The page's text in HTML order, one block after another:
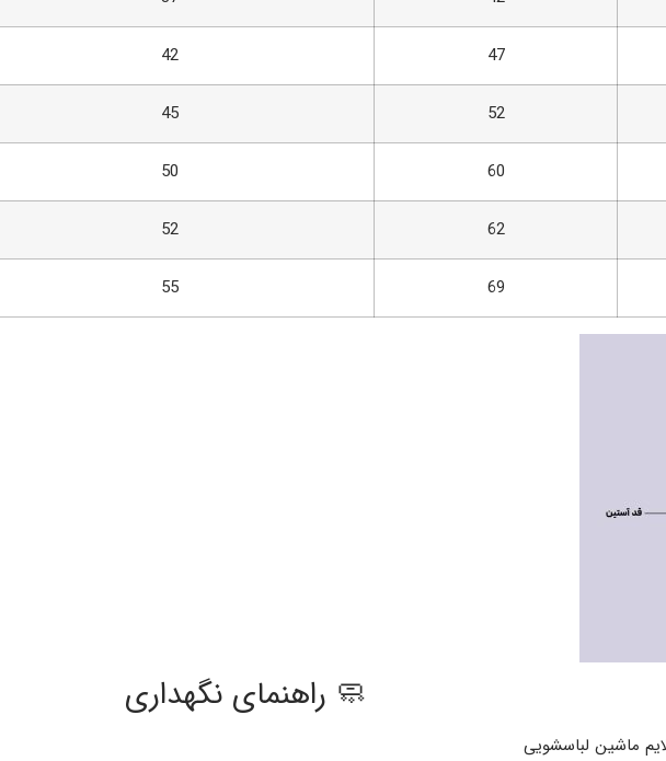
47
42
52
45
60
50
62
52
69
55
🧼 راهنمای نگهداری
ماشین لباسشویی